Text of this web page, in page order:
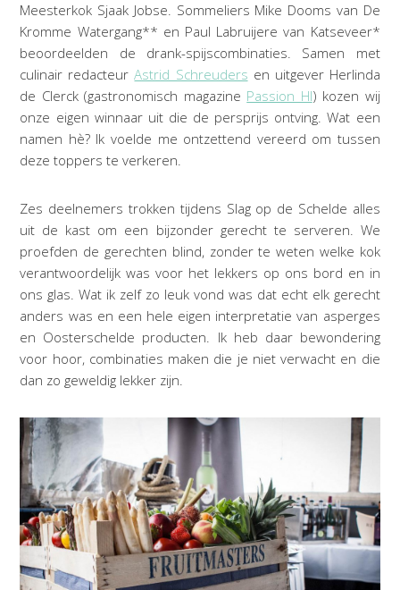
Meesterkok Sjaak Jobse. Sommeliers Mike Dooms van De
Kromme Watergang** en Paul Labruijere van Katseveer*
beoordeelden de drank-spijscombinaties. Samen met
culinair redacteurAstrid Schreuders en uitgever Herlinda
de Clerck (gastronomisch magazine Passion HI) kozen wij
onze eigen winnaar uit die de persprijs ontving. Wat een
namen hè? Ik voelde me ontzettend vereerd om tussen
deze toppers te verkeren.
Zes deelnemers trokken tijdens Slag op de Schelde alles
uit de kast om een bijzonder gerecht te serveren. We
proefden de gerechten blind, zonder te weten welke kok
verantwoordelijk was voor het lekkers op ons bord en in
ons glas. Wat ik zelf zo leuk vond was dat echt elk gerecht
anders was en een hele eigen interpretatie van asperges
en Oosterschelde producten. Ik heb daar bewondering
voor hoor, combinaties maken die je niet verwacht en die
dan zo geweldig lekker zijn.